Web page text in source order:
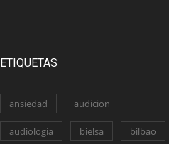
ETIQUETAS
ansiedad audicion
audiología bielsa bilbao